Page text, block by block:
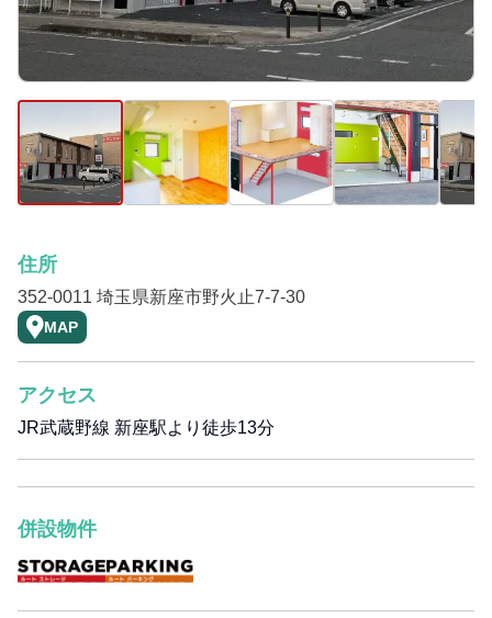
住所
352-0011 埼玉県新座市野火止7-7-30
MAP
アクセス
JR武蔵野線 新座駅より徒歩13分
併設物件